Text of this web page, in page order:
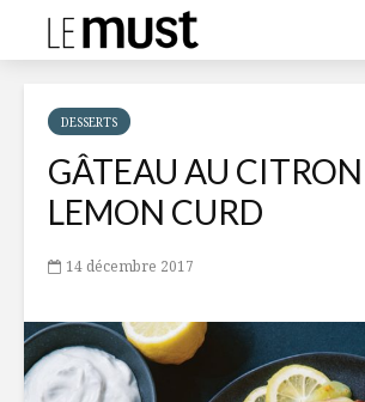
DESSERTS
GÂTEAU AU
LEMON CURD
14 décembre 2017